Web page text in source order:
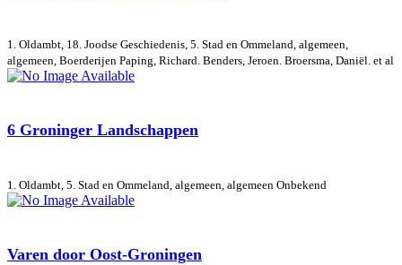
1. Oldambt, 18. Joodse Geschiedenis, 5. Stad en Ommeland, algemeen,
algemeen, Boerderijen Paping, Richard. Benders, Jeroen. Broersma, Daniël. et al
6 Groninger Landschappen
1. Oldambt, 5. Stad en Ommeland, algemeen, algemeen Onbekend
Varen door Oost-Groningen